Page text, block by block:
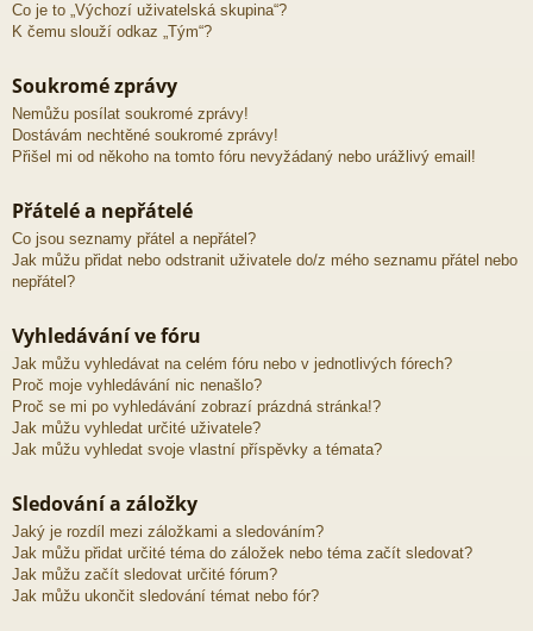
Co je to „Výchozí uživatelská skupina“?
K čemu slouží odkaz „Tým“?
Soukromé zprávy
Nemůžu posílat soukromé zprávy!
Dostávám nechtěné soukromé zprávy!
Přišel mi od někoho na tomto fóru nevyžádaný nebo urážlivý email!
Přátelé a nepřátelé
Co jsou seznamy přátel a nepřátel?
Jak můžu přidat nebo odstranit uživatele do/z mého seznamu přátel nebo
nepřátel?
Vyhledávání ve fóru
Jak můžu vyhledávat na celém fóru nebo v jednotlivých fórech?
Proč moje vyhledávání nic nenašlo?
Proč se mi po vyhledávání zobrazí prázdná stránka!?
Jak můžu vyhledat určité uživatele?
Jak můžu vyhledat svoje vlastní příspěvky a témata?
Sledování a záložky
Jaký je rozdíl mezi záložkami a sledováním?
Jak můžu přidat určité téma do záložek nebo téma začít sledovat?
Jak můžu začít sledovat určité fórum?
Jak můžu ukončit sledování témat nebo fór?